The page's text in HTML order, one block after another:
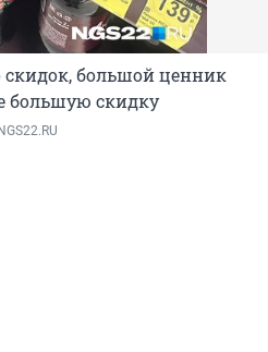
большой ценник
большую скидку